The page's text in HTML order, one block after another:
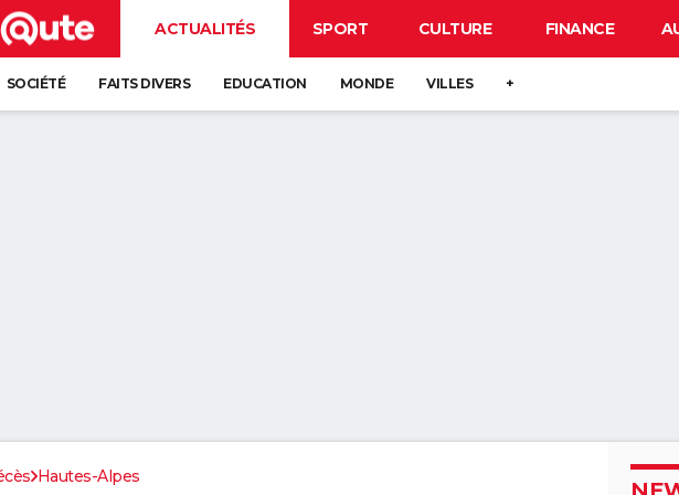
ACTUALITÉS SPORT CULTURE FINANCE
SOCIÉTÉ FAITS DIVERS EDUCATION MONDE VILLES +
Hautes-Alpes